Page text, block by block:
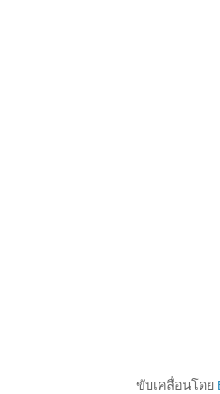
ขับเคลื่อนโดย